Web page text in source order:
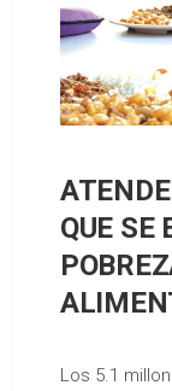
QUE SE
Los 5.1